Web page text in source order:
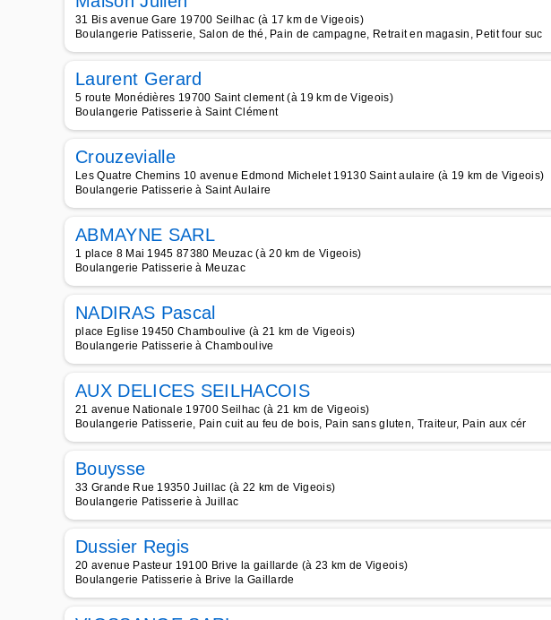
31 Bis avenue Gare 19700 Seilhac (à 17 km de Vigeois)
Boulangerie Patisserie, Salon de thé, Pain de campagne, Retrait en magasin, Petit four suc
Laurent Gerard
5 route Monédières 19700 Saint clement (à 19 km de Vigeois)
Boulangerie Patisserie à Saint Clément
Crouzevialle
Les Quatre Chemins 10 avenue Edmond Michelet 19130 Saint aulaire (à 19 km de Vigeois)
Boulangerie Patisserie à Saint Aulaire
ABMAYNE SARL
1 place 8 Mai 1945 87380 Meuzac (à 20 km de Vigeois)
Boulangerie Patisserie à Meuzac
NADIRAS Pascal
place Eglise 19450 Chamboulive (à 21 km de Vigeois)
Boulangerie Patisserie à Chamboulive
AUX DELICES SEILHACOIS
21 avenue Nationale 19700 Seilhac (à 21 km de Vigeois)
Boulangerie Patisserie, Pain cuit au feu de bois, Pain sans gluten, Traiteur, Pain aux cér
Bouysse
33 Grande Rue 19350 Juillac (à 22 km de Vigeois)
Boulangerie Patisserie à Juillac
Dussier Regis
20 avenue Pasteur 19100 Brive la gaillarde (à 23 km de Vigeois)
Boulangerie Patisserie à Brive la Gaillarde